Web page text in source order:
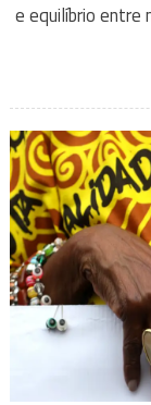
e equilíbrio entre